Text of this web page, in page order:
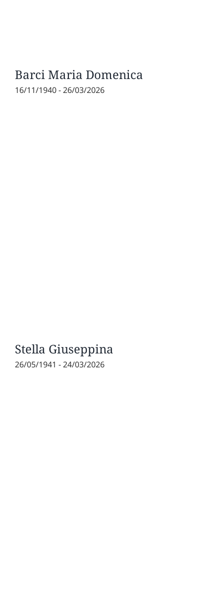
Barci Maria Domenica
16/11/1940 - 26/03/2026
Stella Giuseppina
26/05/1941 - 24/03/2026